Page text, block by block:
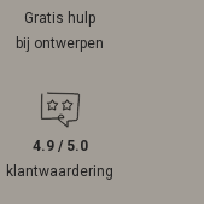
Gratis hulp
bij ontwerpen
4.9 / 5.0
klantwaardering